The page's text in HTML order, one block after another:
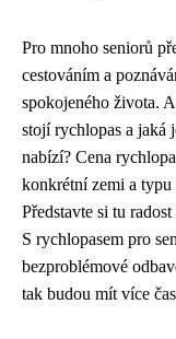
Pro mnoho seniorů
cestováním a
spokojeného života.
stojí rychlopas a jaká
nabízí? Cena
konkrétní zemi a typu
Představte si tu
S rychlopasem pro
bezproblémové
tak budou mít více